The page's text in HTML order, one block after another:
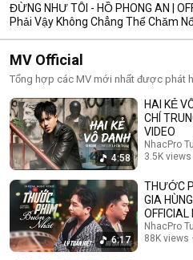
ĐỪNG NHƯ TÔI - HỒ PHONG AN |
Phải Vậy Không Chẳng Thể Chăm
MV Official
Tổng hợp các MV mới nhất được phát
4:58
HAI KẺ
CHÍ
VIDEO
NhacPro
3.5K views
6:17
THƯỚC
GIA
OFFICIAL
NhacPro
88K views